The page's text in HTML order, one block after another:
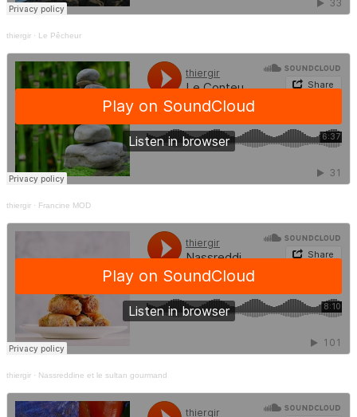
thiergir · Le Pêcheur
thiergir · Francine MOD
thiergir · Nassreddine et le sultan gourmand